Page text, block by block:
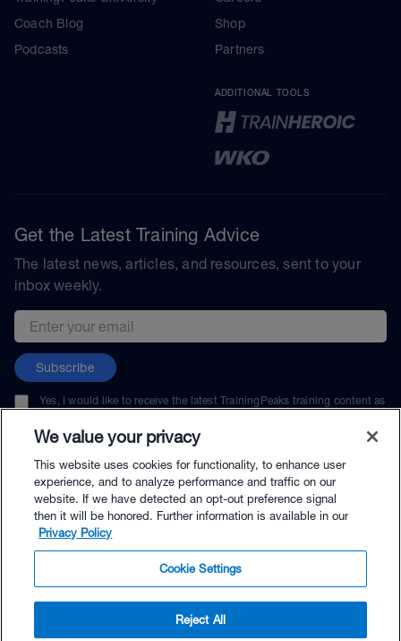
Coach Blog
Podcasts
Shop
Partners
ADDITIONAL TOOLS
Get the Latest Training Advice
The latest news, articles, and resources, sent to your
inbox weekly.
Email address
Subscribe
Yes, I would like to receive the latest TrainingPeaks training content as
unsubscribe at any time.
© TrainingPeaks, LLC
We value your privacy
This website uses cookies for functionality, to enhance user
experience, and to analyze performance and traffic on our
website. If we have detected an opt-out preference signal
then it will be honored. Further information is available in our
Privacy Policy
Cookie Settings
Reject All